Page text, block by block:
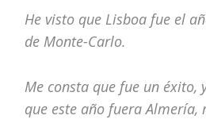
He visto que Lisboa fue el
de Monte-Carlo.
Me consta que fue un éxito,
que este año fuera